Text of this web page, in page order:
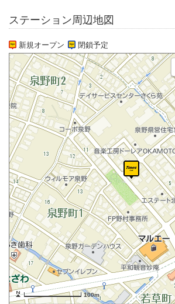
ステーション周辺地図
新規オープン 閉鎖予定
100m